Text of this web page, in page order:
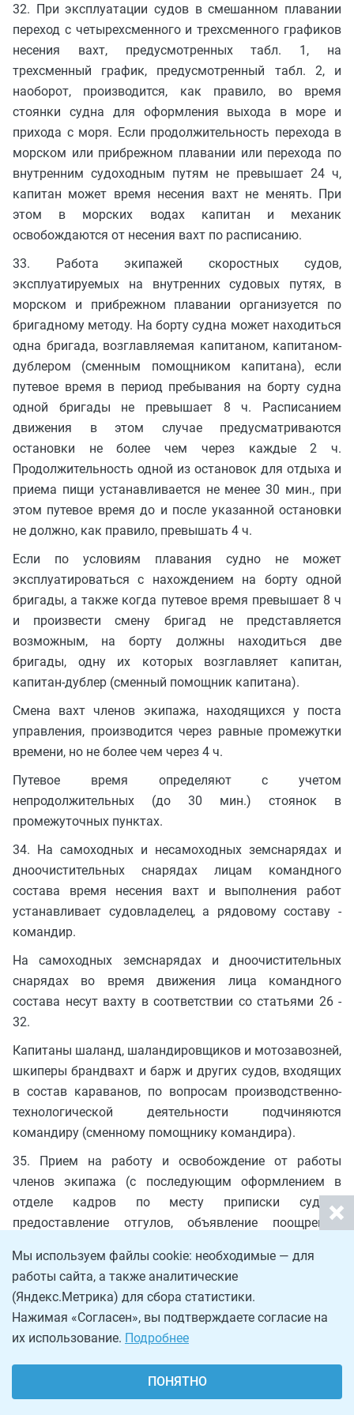
32. При эксплуатации судов в смешанном плавании
переход с четырехсменного и трехсменного графиков
несения вахт, предусмотренных табл. 1, на
трехсменный график, предусмотренный табл. 2, и
наоборот, производится, как правило, во время
стоянки судна для оформления выхода в море и
прихода с моря. Если продолжительность перехода в
морском или прибрежном плавании или перехода по
внутренним судоходным путям не превышает 24 ч,
капитан может время несения вахт не менять. При
этом в морских водах капитан и механик
освобождаются от несения вахт по расписанию.
33. Работа экипажей скоростных судов,
эксплуатируемых на внутренних судовых путях, в
морском и прибрежном плавании организуется по
бригадному методу. На борту судна может находиться
одна бригада, возглавляемая капитаном, капитаном-
дублером (сменным помощником капитана), если
путевое время в период пребывания на борту судна
одной бригады не превышает 8 ч. Расписанием
движения в этом случае предусматриваются
остановки не более чем через каждые 2 ч.
Продолжительность одной из остановок для отдыха и
приема пищи устанавливается не менее 30 мин., при
этом путевое время до и после указанной остановки
не должно, как правило, превышать 4 ч.
Если по условиям плавания судно не может
эксплуатироваться с нахождением на борту одной
бригады, а также когда путевое время превышает 8 ч
и произвести смену бригад не представляется
возможным, на борту должны находиться две
бригады, одну их которых возглавляет капитан,
капитан-дублер (сменный помощник капитана).
Смена вахт членов экипажа, находящихся у поста
управления, производится через равные промежутки
времени, но не более чем через 4 ч.
Путевое время определяют с учетом
непродолжительных (до 30 мин.) стоянок в
промежуточных пунктах.
34. На самоходных и несамоходных земснарядах и
дноочистительных снарядах лицам командного
состава время несения вахт и выполнения работ
устанавливает судовладелец, а рядовому составу -
командир.
На самоходных земснарядах и дноочистительных
снарядах во время движения лица командного
состава несут вахту в соответствии со статьями 26 -
32.
Капитаны шаланд, шаландировщиков и мотозавозней,
шкиперы брандвахт и барж и других судов, входящих
в состав караванов, по вопросам производственно-
технологической деятельности подчиняются
командиру (сменному помощнику командира).
35. Прием на работу и освобождение от работы
членов экипажа (с последующим оформлением в
отделе кадров по месту приписки судна),
предоставление отгулов, объявление поощрений,
оформляются приказами капитана.
36. Капитан имеет право в зависимости от
конкретных условий или особенностей судна, а также
штатного расписания производить частичное
Мы используем файлы cookie: необходимые — для
работы сайта, а также аналитические
(Яндекс.Метрика) для сбора статистики.
Нажимая «Согласен», вы подтверждаете согласие на
их использование. Подробнее
ПОНЯТНО